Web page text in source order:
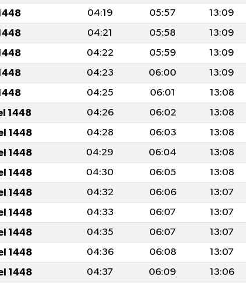
04:19 05:57 13:09
04:21 05:58 13:09
04:22 05:59 13:09
04:23 06:00 13:09
04:25 06:01 13:08
1448 04:26 06:02 13:08
1448 04:28 06:03 13:08
1448 04:29 06:04 13:08
1448 04:30 06:05 13:08
1448 04:32 06:06 13:07
1448 04:33 06:07 13:07
1448 04:35 06:07 13:07
1448 04:36 06:08 13:07
1448 04:37 06:09 13:06